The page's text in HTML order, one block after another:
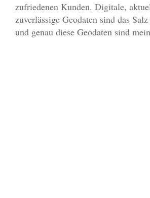
zufriedenen Kunden. Digitale,
zuverlässige Geodaten sind das
und genau diese Geodaten sind